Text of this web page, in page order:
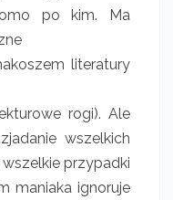
po kim. Ma
literatury
rogi). Ale
wszelkich
przypadki
maniaka ignoruje